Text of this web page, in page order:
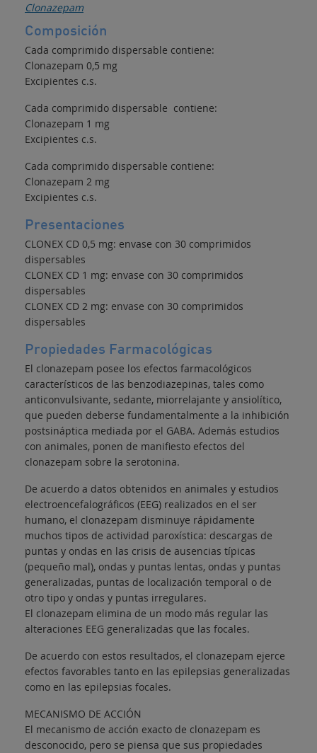
Clonazepam
Composición
Cada comprimido dispersable contiene:
Clonazepam 0,5 mg
Excipientes c.s.
Cada comprimido dispersable contiene:
Clonazepam 1 mg
Excipientes c.s.
Cada comprimido dispersable contiene:
Clonazepam 2 mg
Excipientes c.s.
Presentaciones
CLONEX CD 0,5 mg: envase con 30 comprimidos
dispersables
CLONEX CD 1 mg: envase con 30 comprimidos
dispersables
CLONEX CD 2 mg: envase con 30 comprimidos
dispersables
Propiedades Farmacológicas
El clonazepam posee los efectos farmacológicos
característicos de las benzodiazepinas, tales como
anticonvulsivante, sedante, miorrelajante y ansiolítico,
que pueden deberse fundamentalmente a la inhibición
postsináptica mediada por el GABA. Además estudios
con animales, ponen de manifiesto efectos del
clonazepam sobre la serotonina.
De acuerdo a datos obtenidos en animales y estudios
electroencefalográficos (EEG) realizados en el ser
humano, el clonazepam disminuye rápidamente
muchos tipos de actividad paroxística: descargas de
puntas y ondas en las crisis de ausencias típicas
(pequeño mal), ondas y puntas lentas, ondas y puntas
generalizadas, puntas de localización temporal o de
otro tipo y ondas y puntas irregulares.
El clonazepam elimina de un modo más regular las
alteraciones EEG generalizadas que las focales.
De acuerdo con estos resultados, el clonazepam ejerce
efectos favorables tanto en las epilepsias generalizadas
como en las epilepsias focales.
MECANISMO DE ACCIÓN
El mecanismo de acción exacto de clonazepam es
desconocido, pero se piensa que sus propiedades